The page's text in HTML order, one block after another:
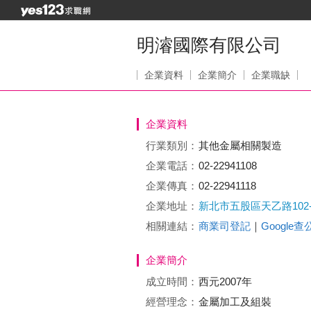
明濬國際有限公司
企業資料 企業簡介 企業職缺
企業資料
行業類別： 其他金屬相關製造
企業電話： 02-22941108
企業傳真： 02-22941118
企業地址： 新北市五股區天乙路
相關連結： 商業司登記 ｜ Google查
企業簡介
成立時間： 西元2007年
經營理念： 金屬加工及組裝